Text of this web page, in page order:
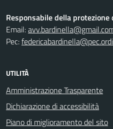
Responsabile della protezione
Email:
Pec:
UTILITÀ
Amministrazione Trasparente
Dichiarazione di accessibilità
Piano di miglioramento del sito